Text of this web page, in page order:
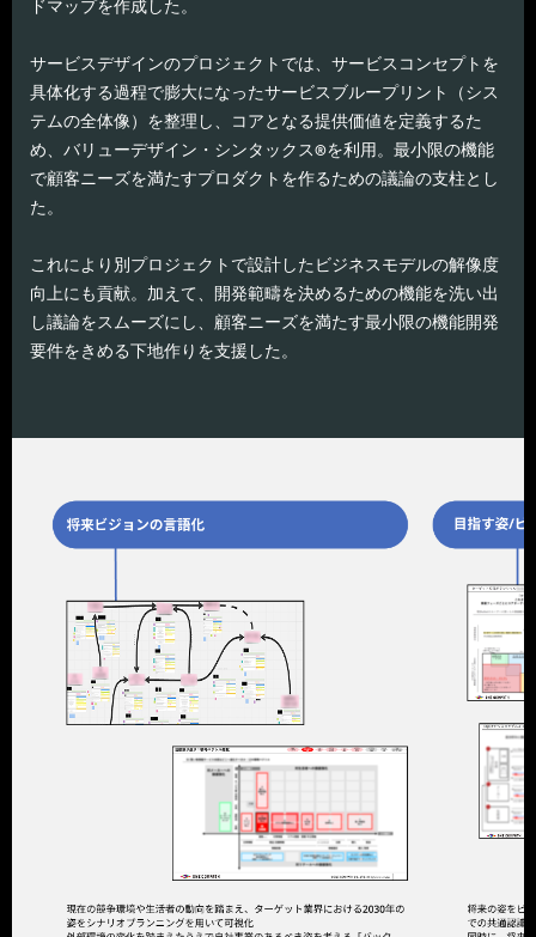
ドマップを作成した。
サービスデザインのプロジェクトでは、サービスコンセプトを
具体化する過程で膨大になったサービスブループリント（シス
テムの全体像）を整理し、コアとなる提供価値を定義するた
め、バリューデザイン・シンタックス®を利用。最小限の機能
で顧客ニーズを満たすプロダクトを作るための議論の支柱とし
た。
これにより別プロジェクトで設計したビジネスモデルの解像度
向上にも貢献。加えて、開発範疇を決めるための機能を洗い出
し議論をスムーズにし、顧客ニーズを満たす最小限の機能開発
要件をきめる下地作りを支援した。